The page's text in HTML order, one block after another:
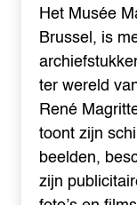
Het Musée
Brussel, is
ter wereld
René
toont zijn
beelden,
zijn